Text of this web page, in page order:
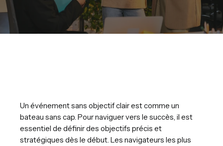
Un événement sans objectif clair est comme un
bateau sans cap. Pour naviguer vers le succès, il est
essentiel de définir des objectifs précis et
stratégiques dès le début. Les navigateurs les plus